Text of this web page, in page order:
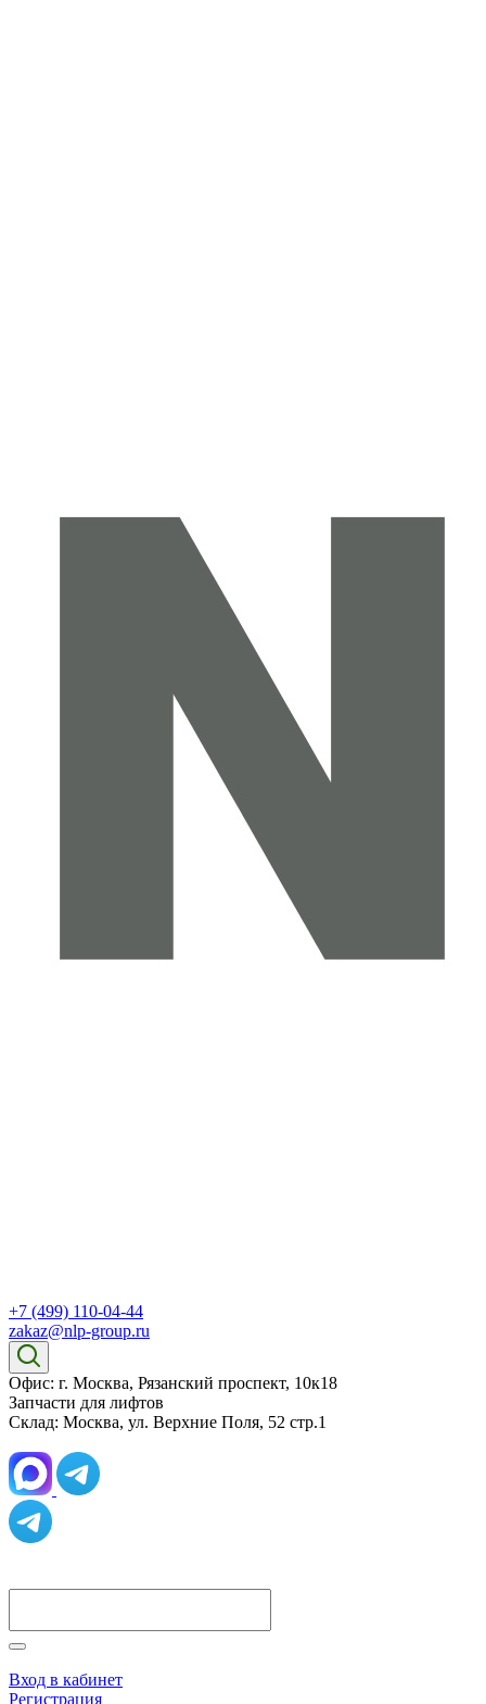
+7 (499) 110-04-44
zakaz@nlp-group.ru
Офис: г. Москва, Рязанский проспект, 10к18
Запчасти для лифтов
Склад: Москва, ул. Верхние Поля, 52 стр.1
Вход в кабинет
Регистрация